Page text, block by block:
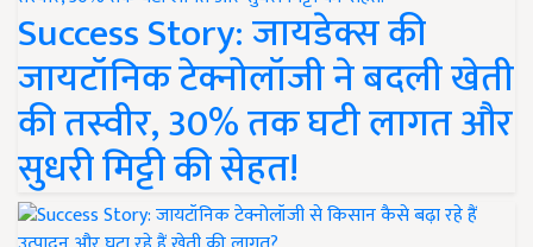
Success Story: जायडेक्स की
जायटॉनिक टेक्नोलॉजी ने बदली खेती
की तस्वीर, 30% तक घटी लागत और
सुधरी मिट्टी की सेहत!